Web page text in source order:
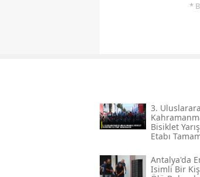
*
3.
Bisiklet
Etabı
Antalya'da
Isimli Bir